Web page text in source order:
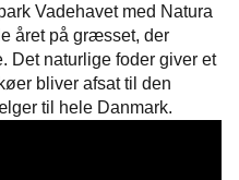
Vadehavet med Natura
året på græsset, der
Det naturlige foder giver et
bliver afsat til den
til hele Danmark.